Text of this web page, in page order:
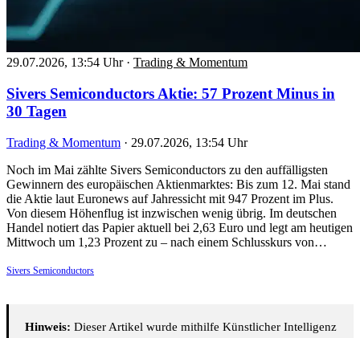
29.07.2026, 13:54 Uhr · Trading & Momentum
Sivers Semiconductors Aktie: 57 Prozent Minus in
30 Tagen
Trading & Momentum · 29.07.2026, 13:54 Uhr
Noch im Mai zählte Sivers Semiconductors zu den auffälligsten
Gewinnern des europäischen Aktienmarktes: Bis zum 12. Mai stand
die Aktie laut Euronews auf Jahressicht mit 947 Prozent im Plus.
Von diesem Höhenflug ist inzwischen wenig übrig. Im deutschen
Handel notiert das Papier aktuell bei 2,63 Euro und legt am heutigen
Mittwoch um 1,23 Prozent zu – nach einem Schlusskurs von…
Sivers Semiconductors
Hinweis: Dieser Artikel wurde mithilfe Künstlicher Intelligenz